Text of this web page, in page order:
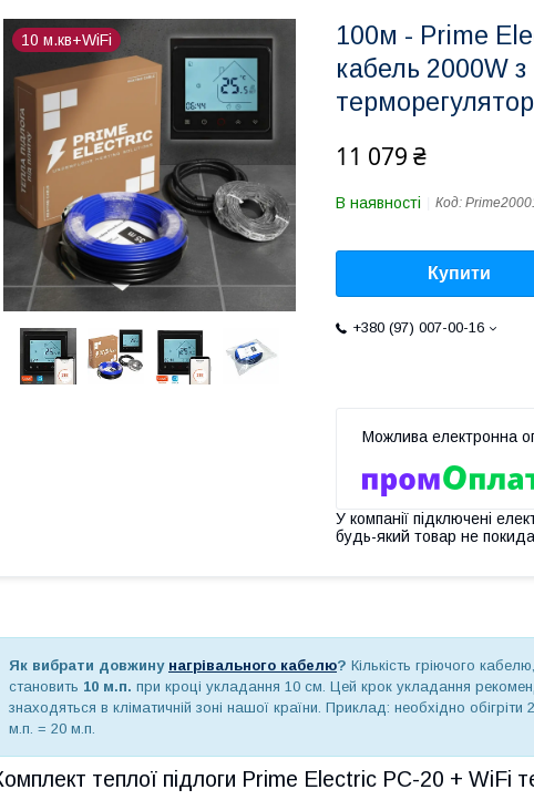
10 м.кв+WiFi
100м - Prime
кабель 2000W
11 079 ₴
В наявності Код:
Купити
+380 (97) 007-00-16
У компанії підключені
будь-який товар не
Як вибрати довжину нагрівального кабелю? Кількість гріючого
становить 10 м.п. при кроці укладання 10 см. Цей крок укладання
знаходяться в кліматичній зоні нашої країни. Приклад: необхідно
м.п. = 20 м.п.
теплої підлоги Prime Electric PC-20 + WiFi